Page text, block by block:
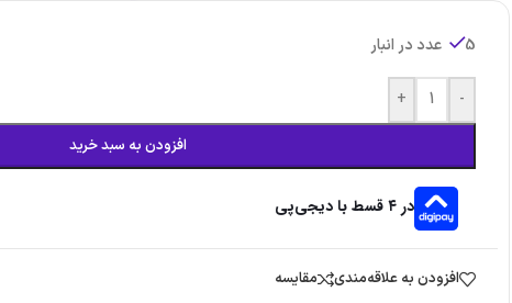
5 عدد در انبار
-
+
افزودن به سبد خرید
در ۴ قسط با دیجی‌پی
افزودن به علاقه‌مندی مقایسه